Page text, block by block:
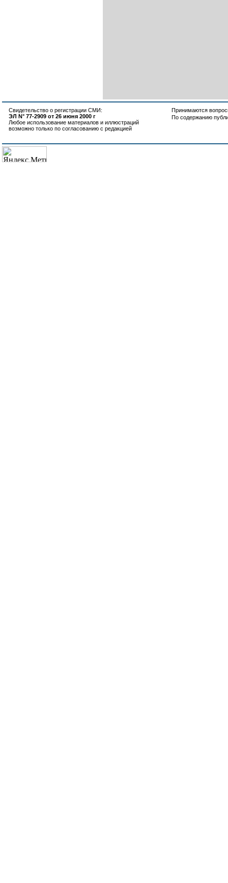
Свидетельство о регистрации СМИ:
ЭЛ N° 77-2909 от 26 июня 2000 г
Любое использование материалов и иллюстраций
возможно только по согласованию с редакцией
Принимаются
По содержанию